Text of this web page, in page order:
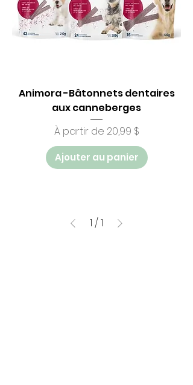
Animora -Bâtonnets dentaires
aux canneberges
À partir de 20,99 $
Prix promotionnel
Ajouter au panier
1 /1